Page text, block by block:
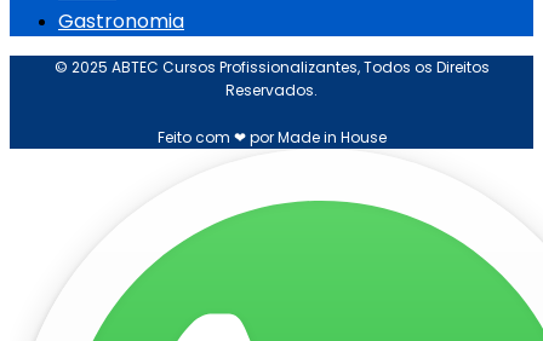
Gastronomia
© 2025 ABTEC Cursos Profissionalizantes, Todos os Direitos
Reservados.
Feito com ❤ por Made in House